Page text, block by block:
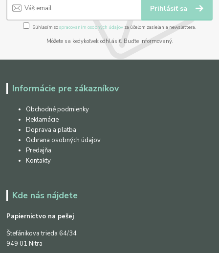
Prihlásiť sa
Súhlasím sospracovaním osobných údajov za účelom zasielania newslettera.
Môžete sa kedykoľvek odhlásiť. Buďte informovaný.
Informácie pre zákazníkov
Obchodné podmienky
Reklamácie
Doprava a platba
Ochrana osobných údajov
Predajňa
Kontakty
Kde nás nájdete
Papiernictvo na pešej
Štefánikova trieda 64/34
949 01 Nitra